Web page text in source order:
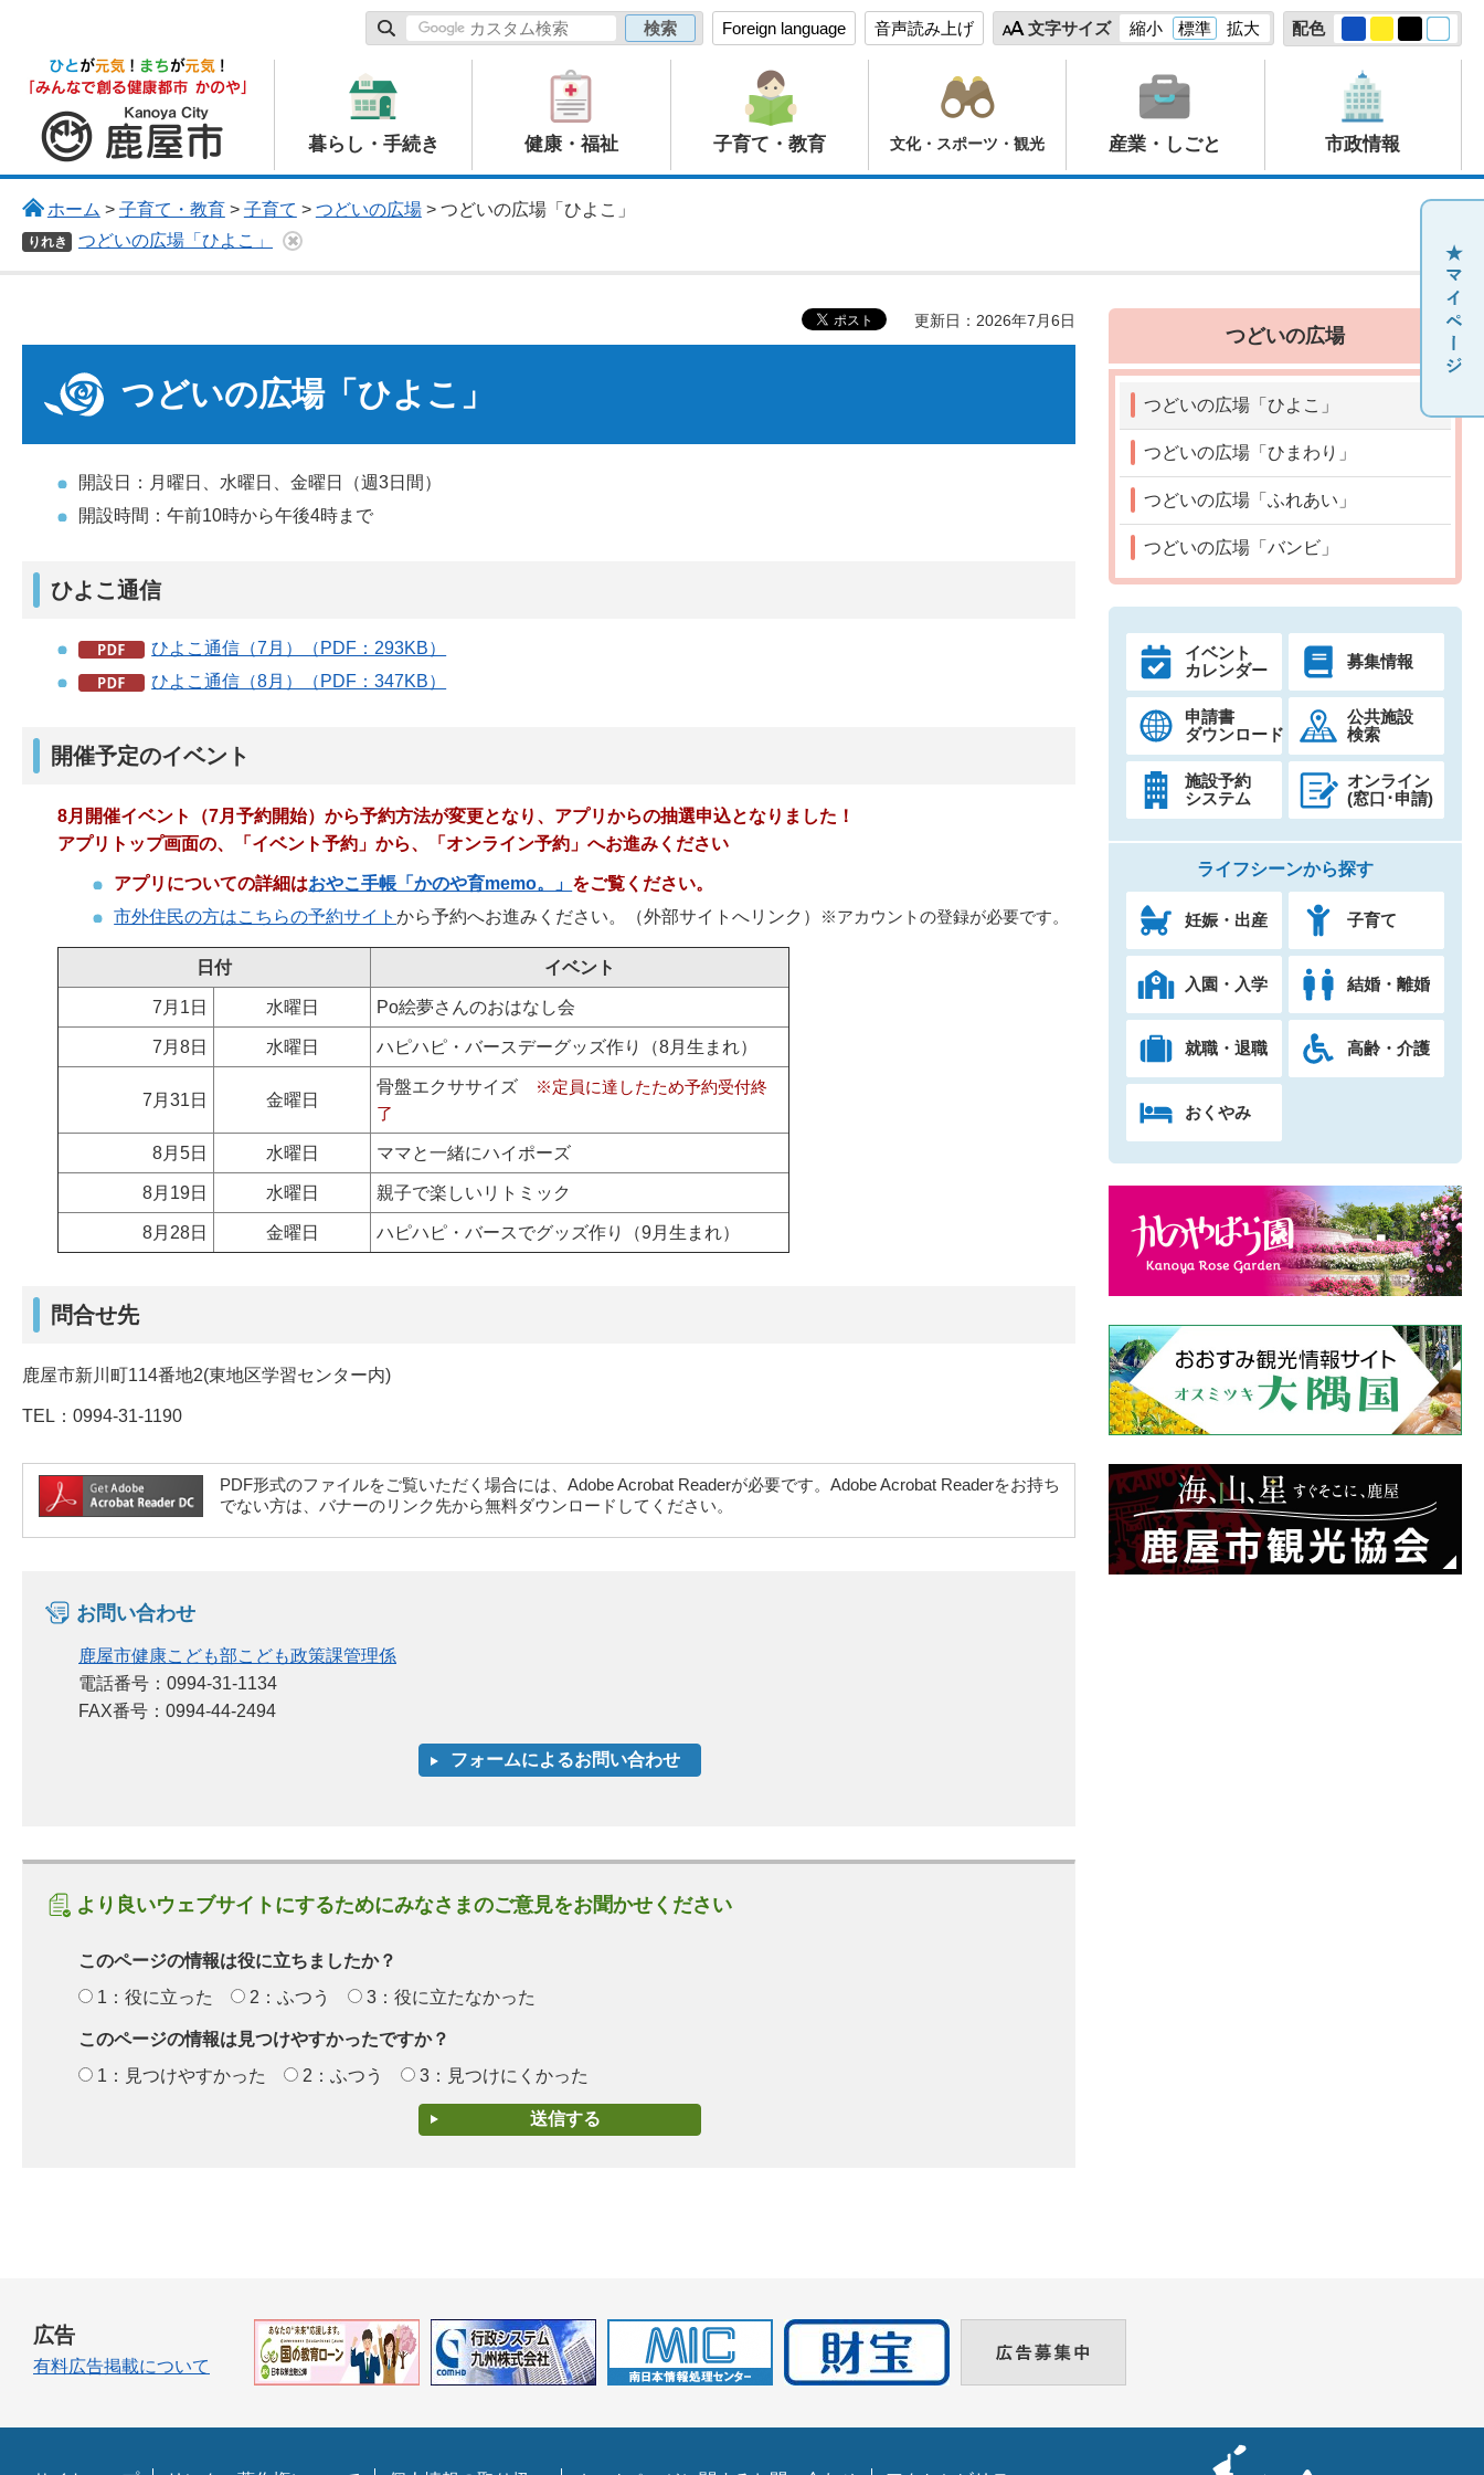
Foreign language 音声読み上げ 文字サイズ 縮小 標準 拡大 配色
鹿屋市
暮らし・手続き 健康・福祉 子育て・教育 文化・スポーツ・観光 産業・しごと 市政情報
ホーム > 子育て・教育> 子育て > つどいの広場> つどいの広場「ひよこ」
りれき つどいの広場「ひよこ」
更新日：2026年7月6日
つどいの広場「ひよこ」
開設日：月曜日、水曜日、金曜日（週3日間）
開設時間：午前10時から午後4時まで
ひよこ通信
ひよこ通信（7月）（PDF：293KB）
ひよこ通信（8月）（PDF：347KB）
開催予定のイベント
8月開催イベント（7月予約開始）から予約方法が変更となり、アプリからの抽選申込となりました！
アプリトップ画面の、「イベント予約」から、「オンライン予約」へお進みください
アプリについての詳細はおやこ手帳「かのや育memo。」 をご覧ください。
市外住民の方はこちらの予約サイトから予約へお進みください。（外部サイトへリンク） ※アカウントの登録が必要です。
日付 イベント
7月1日 水曜日 Po絵夢さんのおはなし会
7月8日 水曜日 ハピハピ・バースデーグッズ作り（8月生まれ）
7月31日 金曜日
骨盤エクササイズ
※定員に達したため予約受付終
了
8月5日 水曜日 ママと一緒にハイポーズ
8月19日 水曜日 親子で楽しいリトミック
8月28日 金曜日 ハピハピ・バースでグッズ作り（9月生まれ）
問合せ先
鹿屋市新川町114番地2(東地区学習センター内)
TEL：0994-31-1190
PDF形式のファイルをご覧いただく場合には、Adobe Acrobat Readerが必要です。Adobe Acrobat Readerをお持ち
でない方は、バナーのリンク先から無料ダウンロードしてください。
お問い合わせ
鹿屋市健康こども部こども政策課管理係
電話番号：0994-31-1134
FAX番号：0994-44-2494
より良いウェブサイトにするためにみなさまのご意見をお聞かせください
このページの情報は役に立ちましたか？
1：役に立った
2：ふつう 3：役に立たなかった
このページの情報は見つけやすかったですか？
1：見つけやすかった
2：ふつう 3：見つけにくかった
つどいの広場
つどいの広場「ひよこ」
つどいの広場「ひまわり」
つどいの広場「ふれあい」
つどいの広場「バンビ」
イベント
カレンダー
募集情報
申請書
ダウンロード
公共施設
検索
施設予約
システム
オンライン
(窓口･申請)
ライフシーンから探す
妊娠・出産 子育て
入園・入学 結婚・離婚
就職・退職 高齢・介護
おくやみ
広告
有料広告掲載について